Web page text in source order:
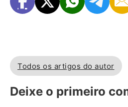
Todos os artigos do autor
Deixe o primeiro